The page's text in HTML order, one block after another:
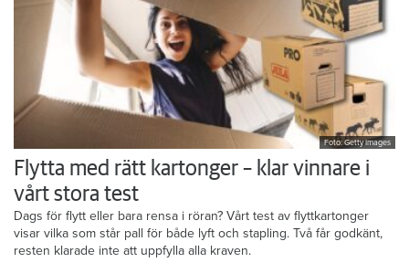
Foto: Getty Images
Flytta med rätt kartonger – klar vinnare i
vårt stora test
Dags för flytt eller bara rensa i röran? Vårt test av flyttkartonger
visar vilka som står pall för både lyft och stapling. Två får godkänt,
resten klarade inte att uppfylla alla kraven.